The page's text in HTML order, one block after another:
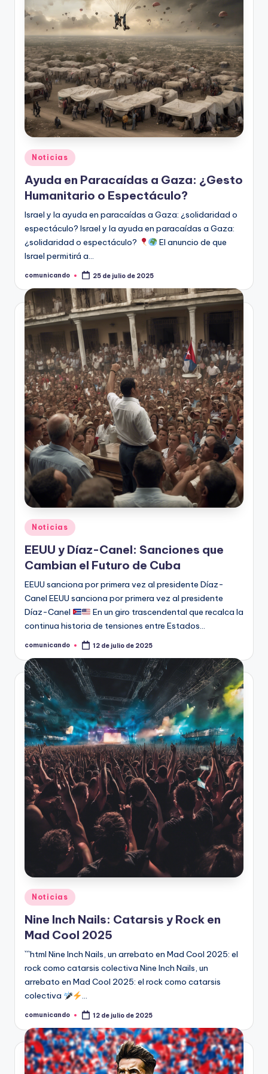
O
Publicado
en
Noticias
Ayuda en Paracaídas a Gaza: ¿Gesto
Humanitario o Espectáculo?
Israel y la ayuda en paracaídas a Gaza: ¿solidaridad o
espectáculo? Israel y la ayuda en paracaídas a Gaza:
¿solidaridad o espectáculo?
El anuncio de que
Israel permitirá a…
Publicado
comunicando 25 de julio de 2025
Publicado
en
Noticias
EEUU y Díaz-Canel: Sanciones que
Cambian el Futuro de Cuba
EEUU sanciona por primera vez al presidente Díaz-
Canel EEUU sanciona por primera vez al presidente
Díaz-Canel
En un giro trascendental que recalca la
continua historia de tensiones entre Estados…
Publicado
comunicando 12 de julio de 2025
Publicado
en
Noticias
Nine Inch Nails: Catarsis y Rock en
Mad Cool 2025
```html Nine Inch Nails, un arrebato en Mad Cool 2025: el
rock como catarsis colectiva Nine Inch Nails, un
arrebato en Mad Cool 2025: el rock como catarsis
colectiva
…
Publicado
comunicando 12 de julio de 2025